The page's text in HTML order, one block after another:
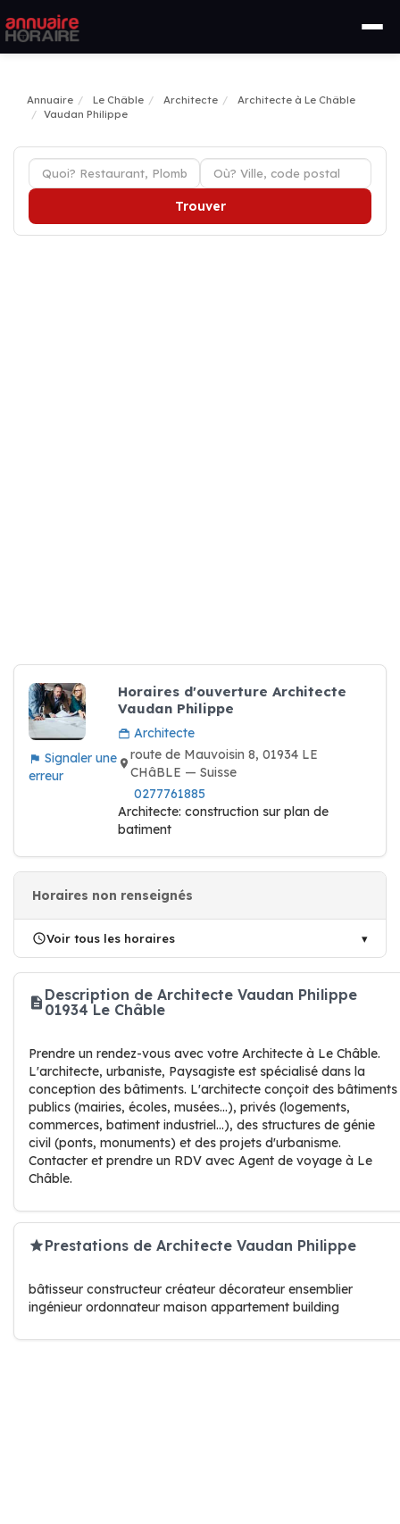
Annuaire Le Châble Architecte
Architecte à Le Châble
Vaudan Philippe
Trouver
Signaler une
erreur
Horaires d'ouverture Architecte
Vaudan Philippe
Architecte
route de Mauvoisin 8, 01934 LE
CHâBLE — Suisse
0277761885
Architecte: construction sur plan de
batiment
Horaires non renseignés
Voir tous les horaires
Description de Architecte Vaudan Philippe
01934 Le Châble
Prendre un rendez-vous avec votre Architecte à Le Châble.
L'architecte, urbaniste, Paysagiste est spécialisé dans la
conception des bâtiments. L'architecte conçoit des bâtiments
publics (mairies, écoles, musées...), privés (logements,
commerces, batiment industriel...), des structures de génie
civil (ponts, monuments) et des projets d'urbanisme.
Contacter et prendre un RDV avec Agent de voyage à Le
Châble.
Prestations de Architecte Vaudan Philippe
bâtisseur constructeur créateur décorateur ensemblier
ingénieur ordonnateur maison appartement building